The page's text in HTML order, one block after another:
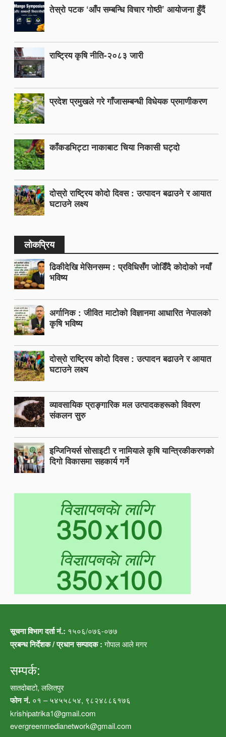
तेस्रो पटक ‘आँप सम्बन्धि विचार गोष्ठी’ आयोजना हुँदैं
राष्ट्रिय कृषि नीति-२०८३ जारी
प्रदेश प्रमुखले गरे गाँजासम्बन्धी विधेयक प्रमाणीकरण
काँकडभिट्टा नाकाबाट चिया निकासी घट्दो
दोस्रो राष्ट्रिय कोदो दिवस : उत्पादन बढाउने र आयात
घटाउने लक्ष्य
लोकप्रिय
ढिकीदेखि मेसिनसम्म : प्रविधिसँग जोडिँदै कोदोको नयाँ
भविष्य
अर्गानिक : जीवित माटोको विज्ञानमा आधारित नेपालको
कृषि भविष्य
दोस्रो राष्ट्रिय कोदो दिवस : उत्पादन बढाउने र आयात
घटाउने लक्ष्य
व्यावसायिक प्राङ्गारिक मल उत्पादकहरूको विवरण
संकलन सुरु
इन्जिनियर्स सोसाइटी र नामियाले कृषि यान्त्रिकीकरणको
दिगो विकासमा सहकार्य गर्ने
सूचना विभाग दर्ता नं.: १५०६/०७६-०७७
प्रबन्ध निर्देशक / प्रधान सम्पादक :गोपाल आले मगर
सम्पर्क:
सातदोबाटो, ललितपुर
फोन नं. ०१ – ५४५५८५४, ९८२४८८६१७६
krishipatrika1@gmail.com
evergreenmedianetwork@gmail.com